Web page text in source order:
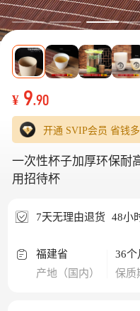
¥ 9.90
开通 SVIP会员 省钱
一次性杯子加厚环保耐
用招待杯
7天无理由退货 48小
福建省
产地（国内）
36个
保质